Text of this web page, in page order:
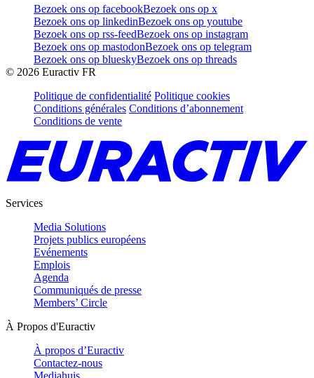
Bezoek ons op facebookBezoek ons op x
Bezoek ons op linkedinBezoek ons op youtube
Bezoek ons op rss-feedBezoek ons op instagram
Bezoek ons op mastodonBezoek ons op telegram
Bezoek ons op blueskyBezoek ons op threads
© 2026 Euractiv FR
Politique de confidentialité Politique cookies
Conditions générales Conditions d’abonnement
Conditions de vente
Services
Media Solutions
Projets publics européens
Evénements
Emplois
Agenda
Communiqués de presse
Members’ Circle
À Propos d'Euractiv
À propos d’Euractiv
Contactez-nous
Mediahuis